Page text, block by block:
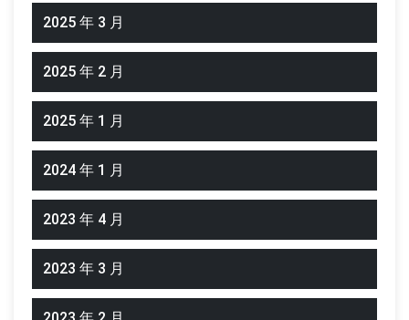
2025 年 3 月
2025 年 2 月
2025 年 1 月
2024 年 1 月
2023 年 4 月
2023 年 3 月